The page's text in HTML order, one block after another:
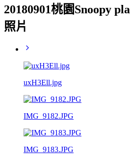
20180901桃園Snoopy
照片
uxH3Ell.jpg
IMG_9182.JPG
IMG_9183.JPG